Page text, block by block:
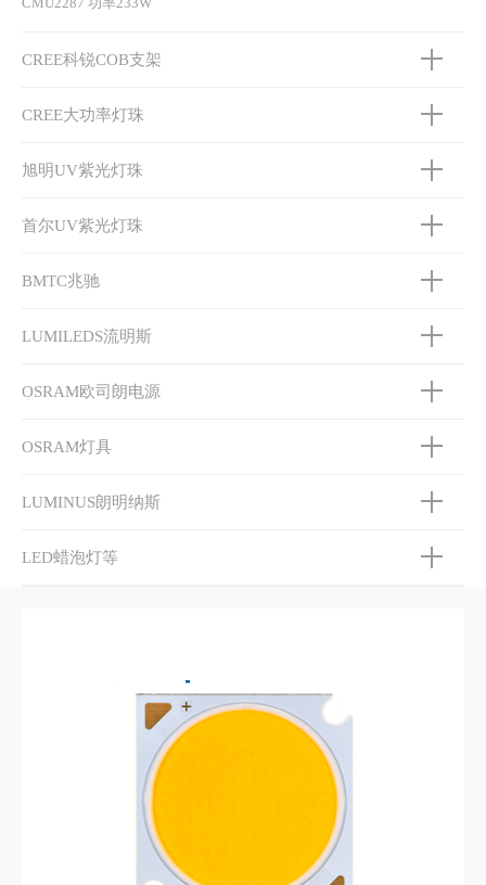
CREE科锐COB支架
CREE大功率灯珠
旭明UV紫光灯珠
首尔UV紫光灯珠
BMTC兆驰
LUMILEDS流明斯
OSRAM欧司朗电源
OSRAM灯具
LUMINUS朗明纳斯
LED蜡泡灯等